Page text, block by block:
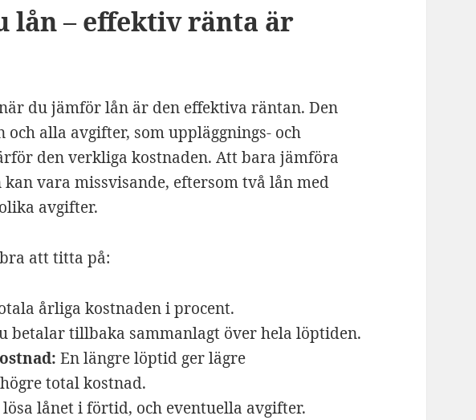
lån – effektiv ränta är
du jämför lån är den effektiva räntan. Den
alla avgifter, som uppläggnings- och
den verkliga kostnaden. Att bara jämföra
vara missvisande, eftersom två lån med
avgifter.
att titta på:
årliga kostnaden i procent.
betalar tillbaka sammanlagt över hela löptiden.
En längre löptid ger lägre
total kostnad.
lånet i förtid, och eventuella avgifter.